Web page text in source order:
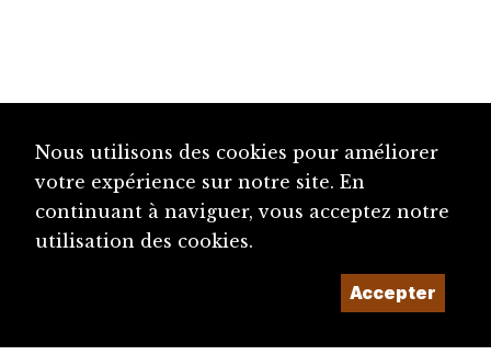
Nous utilisons des cookies pour améliorer
votre expérience sur notre site. En
continuant à naviguer, vous acceptez notre
utilisation des cookies.
Accepter